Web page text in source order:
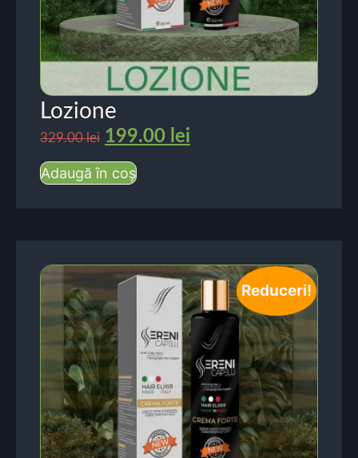
Lozione
329.00lei 199.00 lei
Adaugă în coș
Reduceri!